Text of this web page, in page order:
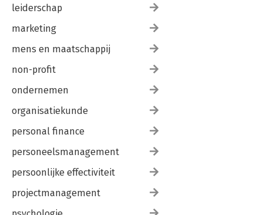
leiderschap
marketing
mens en maatschappij
non-profit
ondernemen
organisatiekunde
personal finance
personeelsmanagement
persoonlijke effectiviteit
projectmanagement